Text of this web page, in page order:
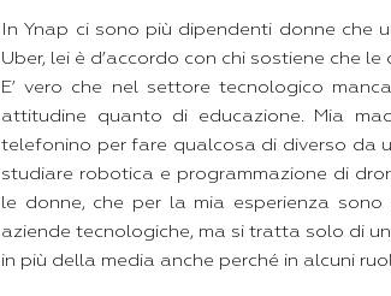
In Ynap ci sono più dipendenti donne che
Uber, lei è d’accordo con chi sostiene che
E’ vero che nel settore tecnologico
attitudine quanto di educazione. Mia
telefonino per fare qualcosa di diverso da
studiare robotica e programmazione di
le donne, che per la mia esperienza
aziende tecnologiche, ma si tratta solo di
in più della media anche perché in alcuni